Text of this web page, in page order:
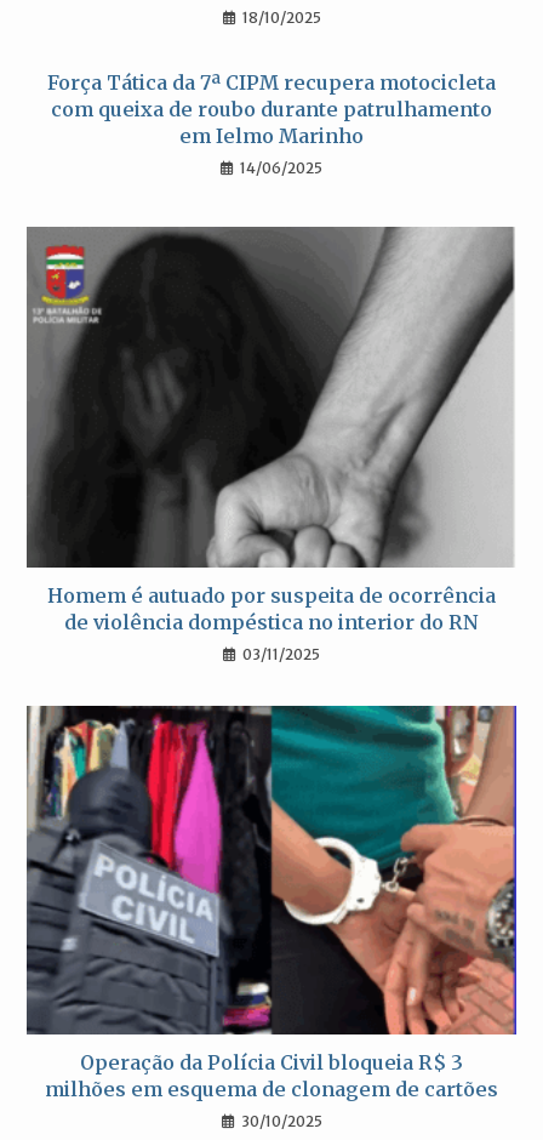
18/10/2025
Força Tática da 7ª CIPM recupera motocicleta
com queixa de roubo durante patrulhamento
em Ielmo Marinho
14/06/2025
Homem é autuado por suspeita de ocorrência
de violência dompéstica no interior do RN
03/11/2025
Operação da Polícia Civil bloqueia R$ 3
milhões em esquema de clonagem de cartões
30/10/2025